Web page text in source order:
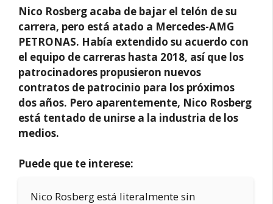
Nico Rosberg acaba de bajar el telón de su
carrera, pero está atado a Mercedes-AMG
PETRONAS. Había extendido su acuerdo con
el equipo de carreras hasta 2018, así que los
patrocinadores propusieron nuevos
contratos de patrocinio para los próximos
dos años. Pero aparentemente, Nico Rosberg
está tentado de unirse a la industria de los
medios.
Puede que te interese:
Nico Rosberg está literalmente sin